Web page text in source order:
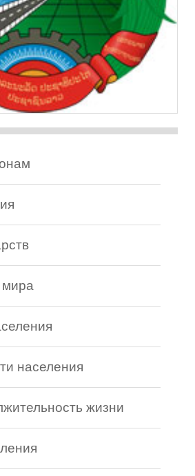
населения
жизни